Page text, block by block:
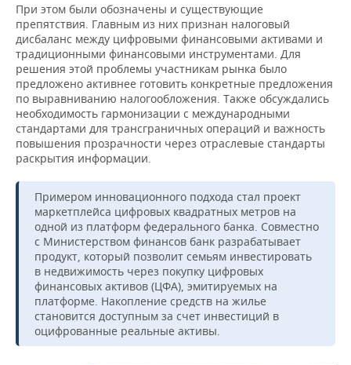
При этом были обозначены и существующие
препятствия. Главным из них признан налоговый
дисбаланс между цифровыми финансовыми активами и
традиционными финансовыми инструментами. Для
решения этой проблемы участникам рынка было
предложено активнее готовить конкретные предложения
по выравниванию налогообложения. Также обсуждались
необходимость гармонизации с международными
стандартами для трансграничных операций и важность
повышения прозрачности через отраслевые стандарты
раскрытия информации.
Примером инновационного подхода стал проект
маркетплейса цифровых квадратных метров на
одной из платформ федерального банка. Совместно
с Министерством финансов банк разрабатывает
продукт, который позволит семьям инвестировать
в недвижимость через покупку цифровых
финансовых активов (ЦФА), эмитируемых на
платформе. Накопление средств на жилье
становится доступным за счет инвестиций в
оцифрованные реальные активы.